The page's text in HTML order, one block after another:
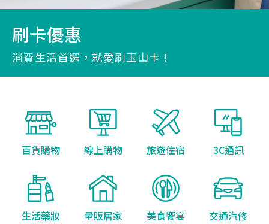
刷卡優惠
消費生活首選，就愛刷玉山卡！
百貨購物 線上購物 旅遊住宿 3C通訊
生活藥妝 量販居家 美食饗宴 交通汽修